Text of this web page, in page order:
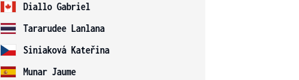
Diallo Gabriel
Tararudee Lanlana
Siniaková Kateřina
Munar Jaume